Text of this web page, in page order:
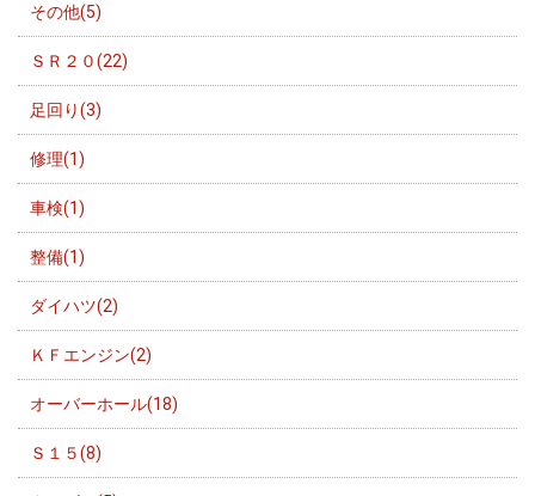
その他(5)
ＳＲ２０(22)
足回り(3)
修理(1)
車検(1)
整備(1)
ダイハツ(2)
ＫＦエンジン(2)
オーバーホール(18)
Ｓ１５(8)